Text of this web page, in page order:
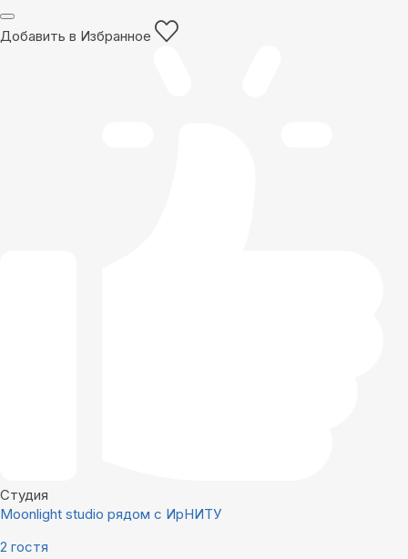
Добавить в Избранное
Студия
Мoоnlight studio рядом с ИрНИТУ
2 гостя